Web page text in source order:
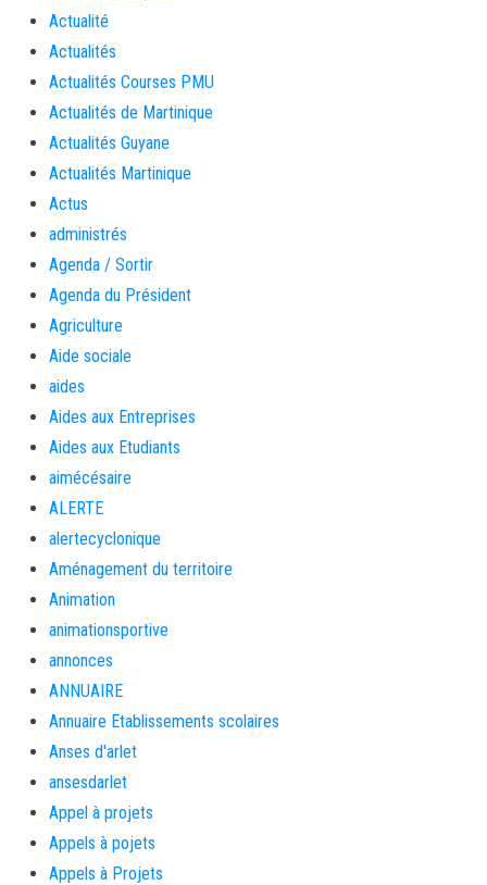
Actualité
Actualités
Actualités Courses PMU
Actualités de Martinique
Actualités Guyane
Actualités Martinique
Actus
administrés
Agenda / Sortir
Agenda du Président
Agriculture
Aide sociale
aides
Aides aux Entreprises
Aides aux Etudiants
aimécésaire
ALERTE
alertecyclonique
Aménagement du territoire
Animation
animationsportive
annonces
ANNUAIRE
Annuaire Etablissements scolaires
Anses d'arlet
ansesdarlet
Appel à projets
Appels à pojets
Appels à Projets